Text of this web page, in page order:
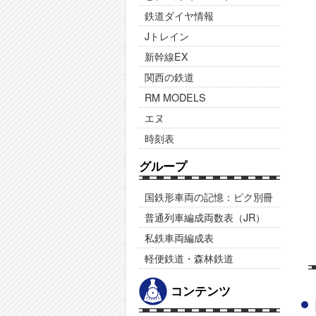
鉄道ダイヤ情報
Jトレイン
新幹線EX
関西の鉄道
RM MODELS
エヌ
時刻表
グループ
国鉄形車両の記憶：ピク別冊
普通列車編成両数表（JR）
私鉄車両編成表
軽便鉄道・森林鉄道
コンテンツ